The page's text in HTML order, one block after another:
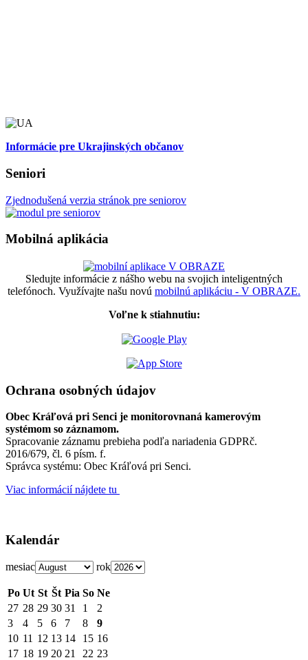
Informácie pre Ukrajinských občanov
Seniori
Zjednodušená verzia stránok pre seniorov
Mobilná aplikácia
Sledujte informácie z nášho webu na svojich inteligentných
telefónoch. Využívajte našu novú mobilnú aplikáciu - V OBRAZE.
Voľne k stiahnutiu:
Ochrana osobných údajov
Obec Kráľová pri Senci je monitorovnaná kamerovým
systémom so záznamom.
Spracovanie záznamu prebieha podľa nariadenia GDPRč.
2016/679, čl. 6 písm. f.
Správca systému: Obec Kráľová pri Senci.
Viac informácií nájdete tu
Kalendár
mesiac rok
Po Ut St Št Pia So Ne
27 28 29 30 31 1
2
3
4 5 6 7 8
9
10 11 12 13 14 15 16
17 18 19 20 21 22 23